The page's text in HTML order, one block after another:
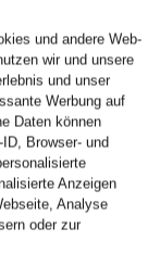
und andere Web-
wir und unsere
und unser
Werbung auf
Daten können
Browser- und
Anzeigen
Analyse
oder zur